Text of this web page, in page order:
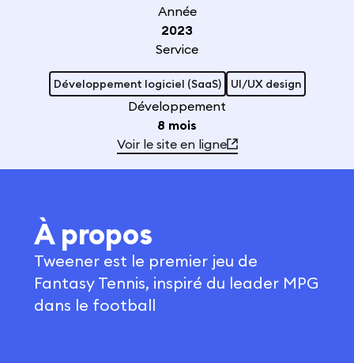
Année
2023
Service
Développement logiciel (SaaS) UI/UX design
Développement
8 mois
Voir le site en ligne
À propos
Tweener est le premier jeu de
Fantasy Tennis, inspiré du leader MPG
dans le football